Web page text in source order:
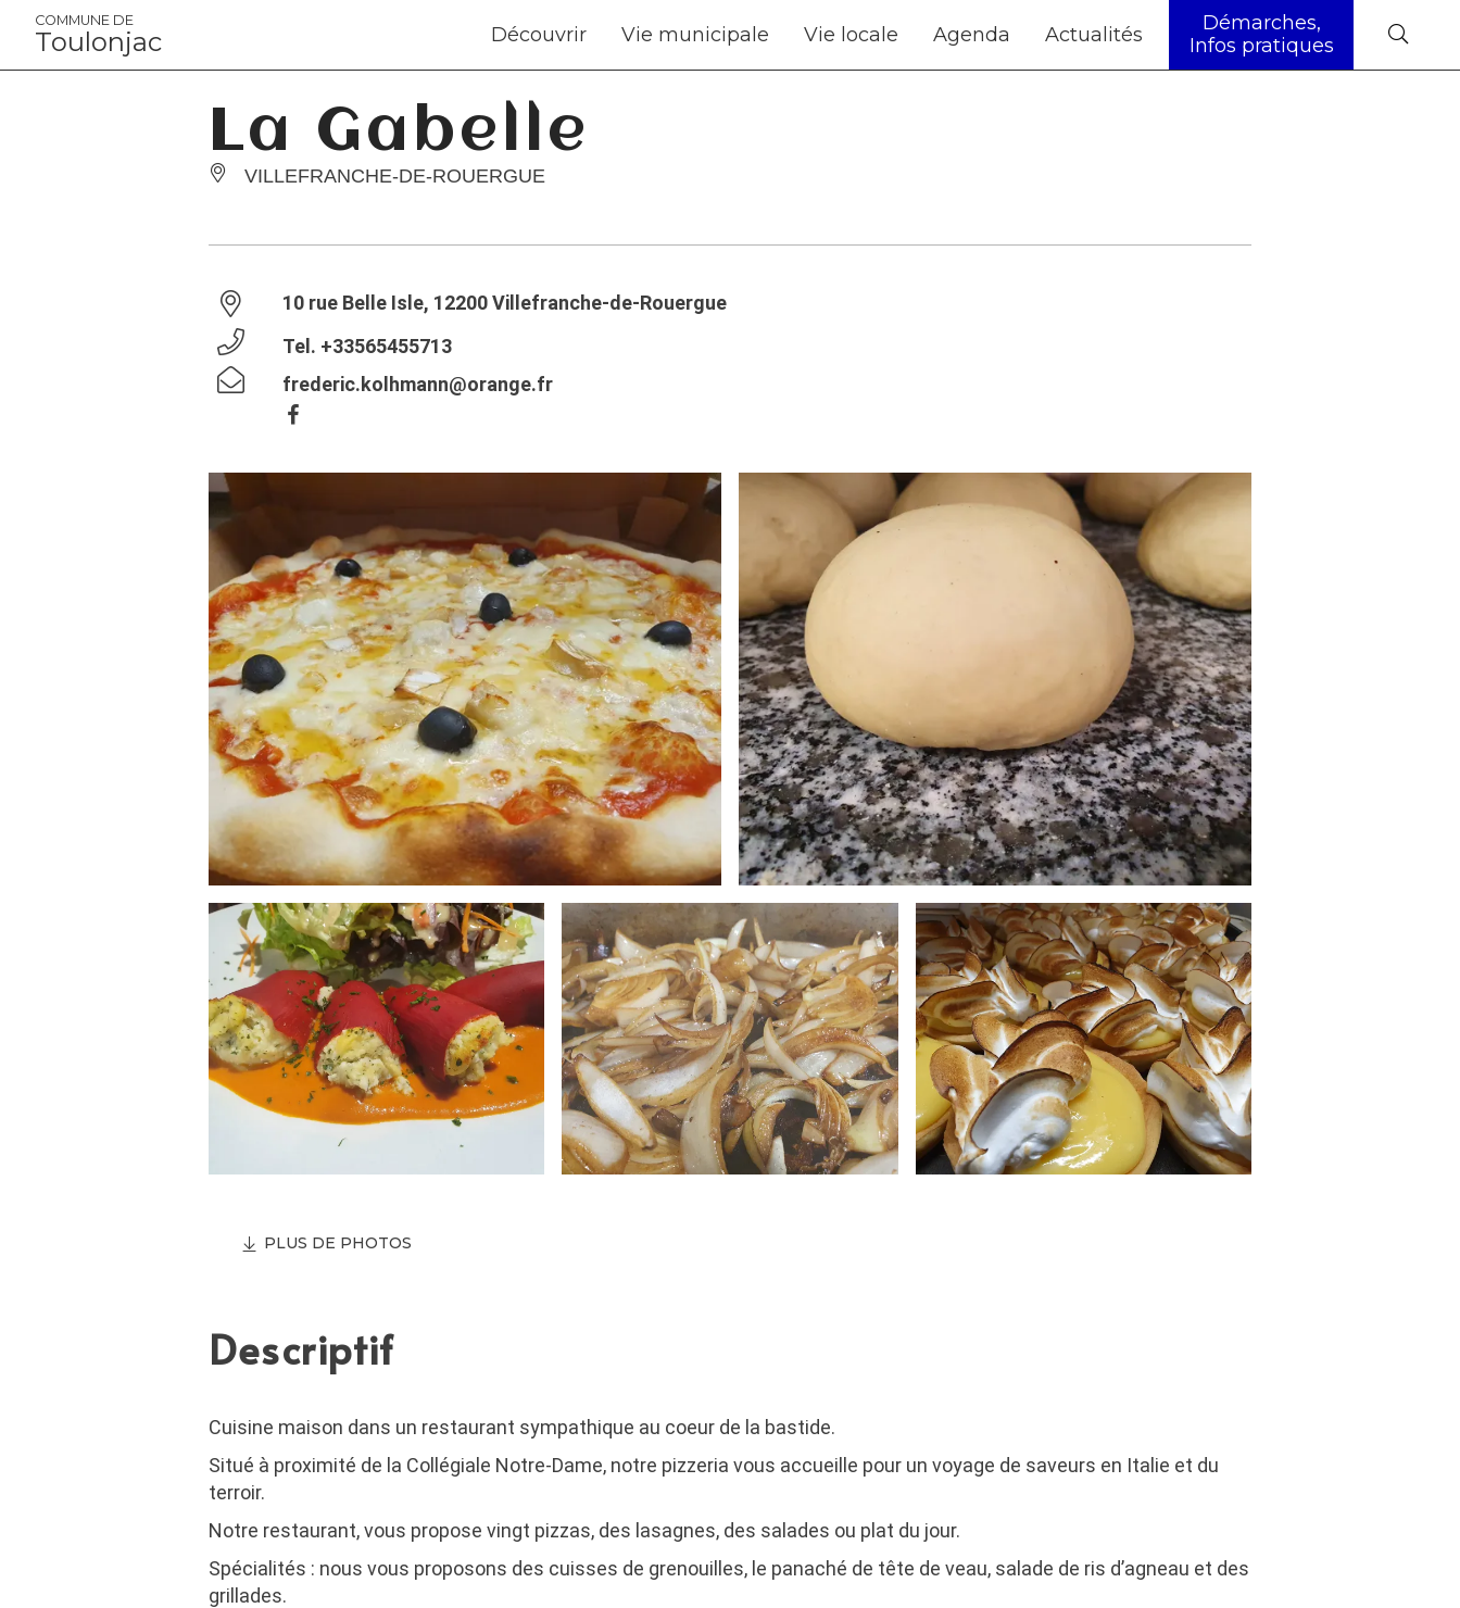
Panneau de gestion des cookies
COMMUNE DE
Toulonjac Découvrir Vie municipale Vie locale Agenda Actualités
Démarches,
Infos pratiques
La Gabelle
VILLEFRANCHE-DE-ROUERGUE
10 rue Belle Isle, 12200 Villefranche-de-Rouergue
Tel. +33565455713
frederic.kolhmann@orange.fr
PLUS DE PHOTOS
Descriptif
Cuisine maison dans un restaurant sympathique au coeur de la bastide.
Situé à proximité de la Collégiale Notre-Dame, notre pizzeria vous accueille pour un voyage de saveurs en Italie et du
terroir.
Notre restaurant, vous propose vingt pizzas, des lasagnes, des salades ou plat du jour.
Spécialités : nous vous proposons des cuisses de grenouilles, le panaché de tête de veau, salade de ris d’agneau et des
grillades.